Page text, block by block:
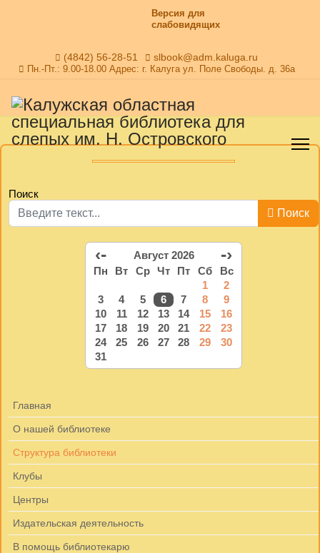
Версия для
слабовидящих
(4842) 56-28-51 slbook@adm.kaluga.ru
Пн.-Пт.: 9.00-18.00 Адрес: г. Калуга ул. Поле Свободы. д. 36а
Поиск
Поиск
‹- Август 2026 -›
Пн Вт Ср Чт Пт Сб
Вс
1
2
3
4 5 6 7 8
9
10
11 12 13 14 15
16
17
18 19 20 21 22
23
24
25 26 27 28 29
30
31
Главная
О нашей библиотеке
Структура библиотеки
Клубы
Центры
Издательская деятельность
В помощь библиотекарю